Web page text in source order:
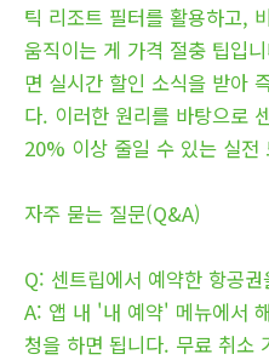
틱 리조트 필터를 활용하고,
움직이는 게 가격 절충 팁입
면 실시간 할인 소식을 받아
다. 이러한 원리를 바탕으로
20% 이상 줄일 수 있는 실전
자주 묻는 질문(Q&A)
Q: 센트립에서 예약한 항공
A: 앱 내 '내 예약' 메뉴에서
청을 하면 됩니다. 무료 취소